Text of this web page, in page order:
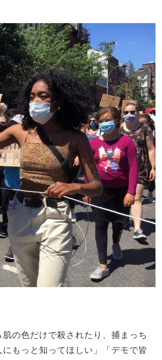
の色だけで殺されたり、捕まっち
もっと知ってほしい」「デモで皆